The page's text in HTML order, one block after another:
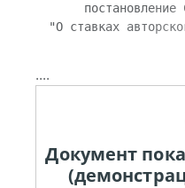
постановление
"О ставках
....
Документ